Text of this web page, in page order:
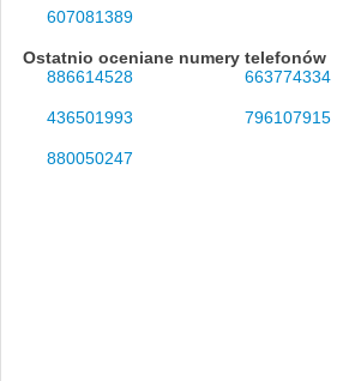
607081389
Ostatnio oceniane numery telefonów
886614528
663774334
436501993 796107915
880050247